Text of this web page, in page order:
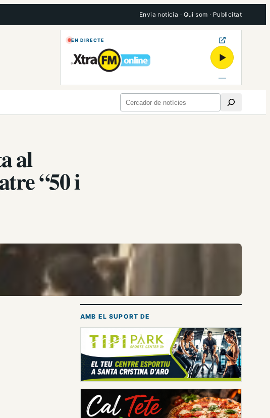
Envia notícia · Qui som · Publicitat
EN DIRECTE
▶
Cerca
al
“50 i
AMB EL SUPORT DE